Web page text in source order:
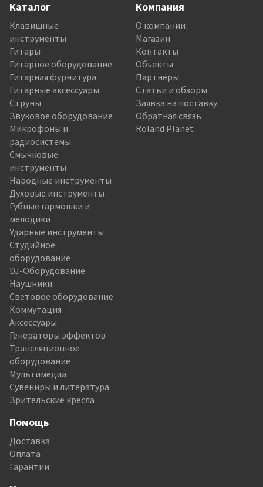
Каталог
Клавишные
инструменты
Гитары
Гитарное оборудование
Гитарная фурнитура
Гитарные аксессуары
Струны
Звуковое оборудование
Микрофоны и
радиосистемы
Смычковые
инструменты
Народные инструменты
Духовые инструменты
Губные гармошки и
мелодики
Ударные инструменты
Студийное
оборудование
DJ-Оборудование
Наушники
Световое оборудование
Коммутация
Аксессуары
Генераторы эффектов
Трансляционное
оборудование
Мультимедиа
Сувениры и литература
Зрительские кресла
Компания
О компании
Магазин
Контакты
Объекты
Партнёры
Статьи и обзоры
Заявка на поставку
Обратная связь
Roland Planet
Помощь
Доставка
Оплата
Гарантии